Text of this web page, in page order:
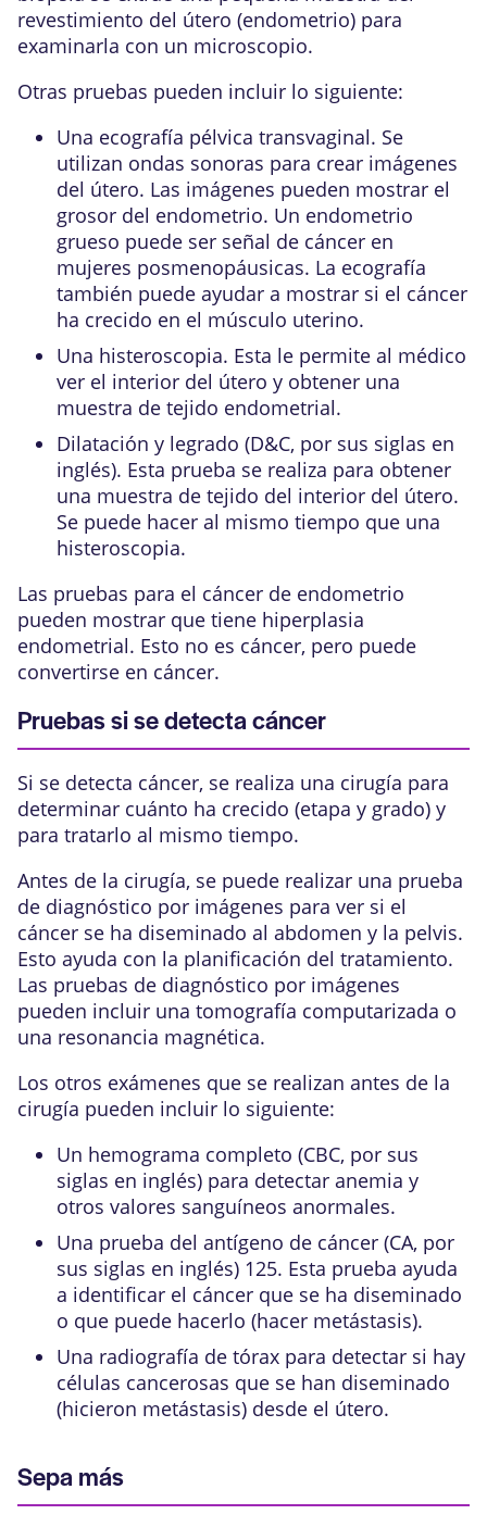
revestimiento del útero (endometrio) para
examinarla con un microscopio.
Otras pruebas pueden incluir lo siguiente:
Una ecografía pélvica transvaginal. Se
utilizan ondas sonoras para crear imágenes
del útero. Las imágenes pueden mostrar el
grosor del endometrio. Un endometrio
grueso puede ser señal de cáncer en
mujeres posmenopáusicas. La ecografía
también puede ayudar a mostrar si el cáncer
ha crecido en el músculo uterino.
Una histeroscopia. Esta le permite al médico
ver el interior del útero y obtener una
muestra de tejido endometrial.
Dilatación y legrado (D&C, por sus siglas en
inglés). Esta prueba se realiza para obtener
una muestra de tejido del interior del útero.
Se puede hacer al mismo tiempo que una
histeroscopia.
Las pruebas para el cáncer de endometrio
pueden mostrar que tiene hiperplasia
endometrial. Esto no es cáncer, pero puede
convertirse en cáncer.
Pruebas si se detecta cáncer
Si se detecta cáncer, se realiza una cirugía para
determinar cuánto ha crecido (etapa y grado) y
para tratarlo al mismo tiempo.
Antes de la cirugía, se puede realizar una prueba
de diagnóstico por imágenes para ver si el
cáncer se ha diseminado al abdomen y la pelvis.
Esto ayuda con la planificación del tratamiento.
Las pruebas de diagnóstico por imágenes
pueden incluir una tomografía computarizada o
una resonancia magnética.
Los otros exámenes que se realizan antes de la
cirugía pueden incluir lo siguiente:
Un hemograma completo (CBC, por sus
siglas en inglés) para detectar anemia y
otros valores sanguíneos anormales.
Una prueba del antígeno de cáncer (CA, por
sus siglas en inglés) 125. Esta prueba ayuda
a identificar el cáncer que se ha diseminado
o que puede hacerlo (hacer metástasis).
Una radiografía de tórax para detectar si hay
células cancerosas que se han diseminado
(hicieron metástasis) desde el útero.
Sepa más